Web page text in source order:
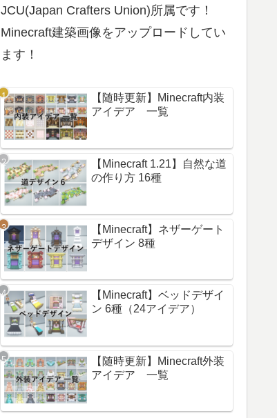
JCU(Japan Crafters Union)所属です！
Minecraft建築画像をアップロードしてい
ます！
【随時更新】Minecraft内装
アイデア 一覧
【Minecraft 1.21】自然な道
の作り方 16種
【Minecraft】ネザーゲート
デザイン 8種
【Minecraft】ベッドデザイ
ン 6種（24アイデア）
【随時更新】Minecraft外装
アイデア 一覧